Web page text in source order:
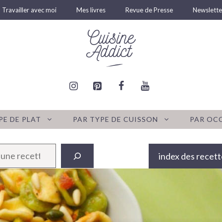
Travailler avec moi Mes livres Revue de Presse
DE PLAT PAR TYPE DE CUISSON PAR
index des